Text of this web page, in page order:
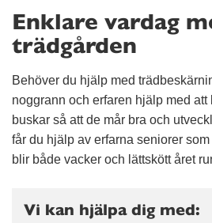
Enklare vardag
trädgården
Behöver du hjälp med
noggrann och erfaren hjälp med att
buskar så att de mår bra och
får du hjälp av erfarna seniorer
blir både vacker och lättskött året
Vi kan hjälpa dig med: